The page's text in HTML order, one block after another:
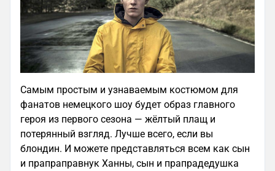
Самым простым и узнаваемым костюмом для
фанатов немецкого шоу будет образ главного
героя из первого сезона — жёлтый плащ и
потерянный взгляд. Лучше всего, если вы
блондин. И можете представляться всем как сын
и прапраправнук Ханны, сын и прапрадедушка